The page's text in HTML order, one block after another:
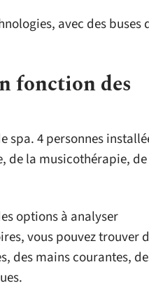
avec des buses
fonction des
spa. 4 personnes
de la musicothérapie, de
options à analyser
vous pouvez trouver
des mains courantes,